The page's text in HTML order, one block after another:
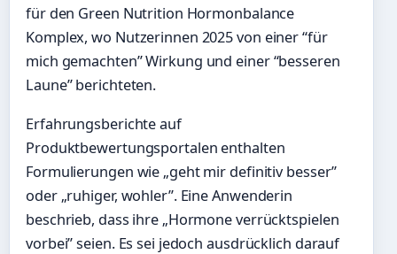
für den Green Nutrition Hormonbalance
Komplex, wo Nutzerinnen 2025 von einer “für
mich gemachten” Wirkung und einer “besseren
Laune” berichteten.
Erfahrungsberichte auf
Produktbewertungsportalen enthalten
Formulierungen wie „geht mir definitiv besser”
oder „ruhiger, wohler”. Eine Anwenderin
beschrieb, dass ihre „Hormone verrücktspielen
vorbei” seien. Es sei jedoch ausdrücklich darauf